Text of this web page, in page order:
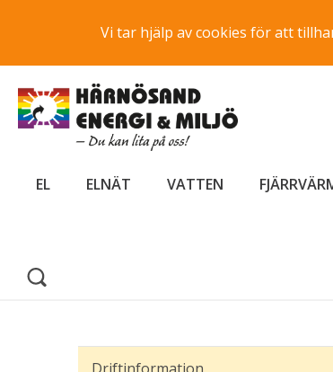
Vi tar hjälp av cookies för att
EL ELNÄT VATTEN